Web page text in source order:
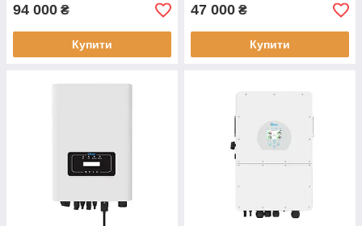
94 000 ₴
Купити
47 000 ₴
Купити